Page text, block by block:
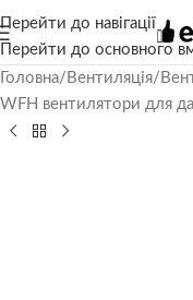
Перейти до навігації
Перейти до основного
Головна/ Вентиляція/
WFH вентилятори для